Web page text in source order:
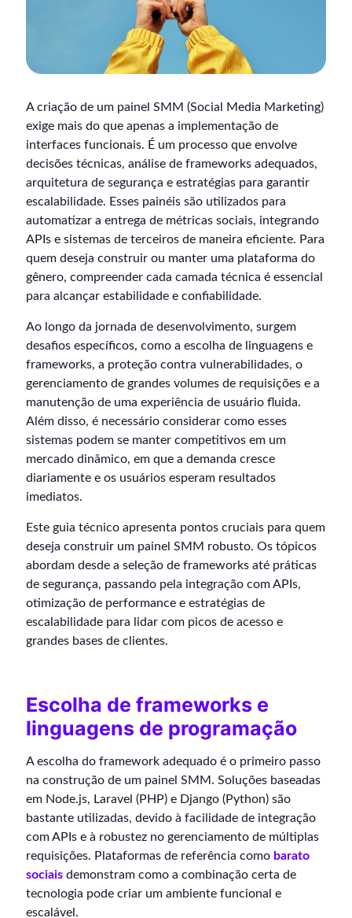
A criação de um painel SMM (Social Media Marketing)
exige mais do que apenas a implementação de
interfaces funcionais. É um processo que envolve
decisões técnicas, análise de frameworks adequados,
arquitetura de segurança e estratégias para garantir
escalabilidade. Esses painéis são utilizados para
automatizar a entrega de métricas sociais, integrando
APIs e sistemas de terceiros de maneira eficiente. Para
quem deseja construir ou manter uma plataforma do
gênero, compreender cada camada técnica é essencial
para alcançar estabilidade e confiabilidade.
Ao longo da jornada de desenvolvimento, surgem
desafios específicos, como a escolha de linguagens e
frameworks, a proteção contra vulnerabilidades, o
gerenciamento de grandes volumes de requisições e a
manutenção de uma experiência de usuário fluida.
Além disso, é necessário considerar como esses
sistemas podem se manter competitivos em um
mercado dinâmico, em que a demanda cresce
diariamente e os usuários esperam resultados
imediatos.
Este guia técnico apresenta pontos cruciais para quem
deseja construir um painel SMM robusto. Os tópicos
abordam desde a seleção de frameworks até práticas
de segurança, passando pela integração com APIs,
otimização de performance e estratégias de
escalabilidade para lidar com picos de acesso e
grandes bases de clientes.
Escolha de frameworks e
linguagens de programação
A escolha do framework adequado é o primeiro passo
na construção de um painel SMM. Soluções baseadas
em Node.js, Laravel (PHP) e Django (Python) são
bastante utilizadas, devido à facilidade de integração
com APIs e à robustez no gerenciamento de múltiplas
requisições. Plataformas de referência como barato
sociais demonstram como a combinação certa de
tecnologia pode criar um ambiente funcional e
escalável.